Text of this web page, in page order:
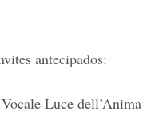
antecipados:
Luce dell’Anima